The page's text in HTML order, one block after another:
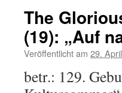
The
(19): „Auf
Veröffentlicht am 29.
betr.: 129.